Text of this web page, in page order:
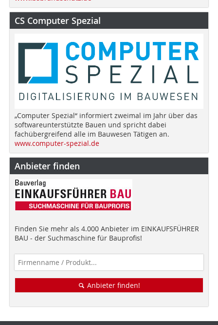
CS Computer Spezial
„Computer Spezial“ informiert zweimal im Jahr über das
softwareunterstützte Bauen und spricht dabei
fachübergreifend alle im Bauwesen Tätigen an.
www.computer-spezial.de
Anbieter finden
Finden Sie mehr als 4.000 Anbieter im EINKAUFSFÜHRER
BAU - der Suchmaschine für Bauprofis!
Anbieter finden!